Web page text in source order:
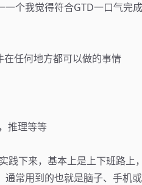
个我觉得符合GTD一口气完
任何地方都可以做的事情
推理等等
下来，基本上是上下班路上
常用到的也就是脑子、手机或